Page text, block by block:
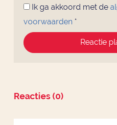
Ik ga akkoord met de
voorwaarden *
Reactie
Reacties (0)